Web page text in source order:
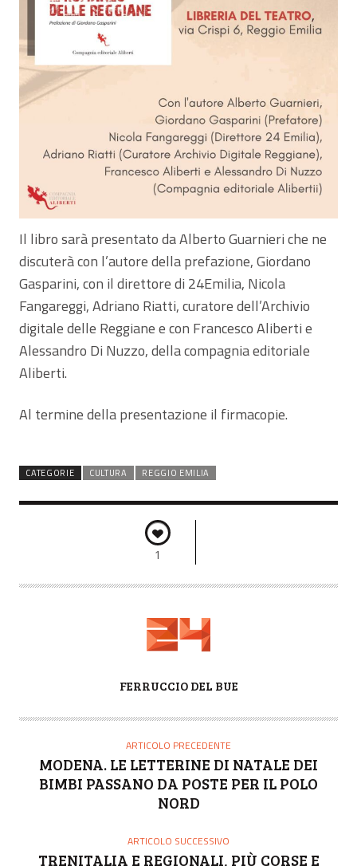
Il libro sarà presentato da Alberto Guarnieri che ne
discuterà con l’autore della prefazione, Giordano
Gasparini, con il direttore di 24Emilia, Nicola
Fangareggi, Adriano Riatti, curatore dell’Archivio
digitale delle Reggiane e con Francesco Aliberti e
Alessandro Di Nuzzo, della compagnia editoriale
Aliberti.
Al termine della presentazione il firmacopie.
CATEGORIE CULTURA REGGIO EMILIA
1
T
FERRUCCIO DEL BUE
ARTICOLO PRECEDENTE
MODENA. LE LETTERINE DI NATALE DEI
BIMBI PASSANO DA POSTE PER IL POLO
NORD
ARTICOLO SUCCESSIVO
TRENITALIA E REGIONALI, PIÙ CORSE E